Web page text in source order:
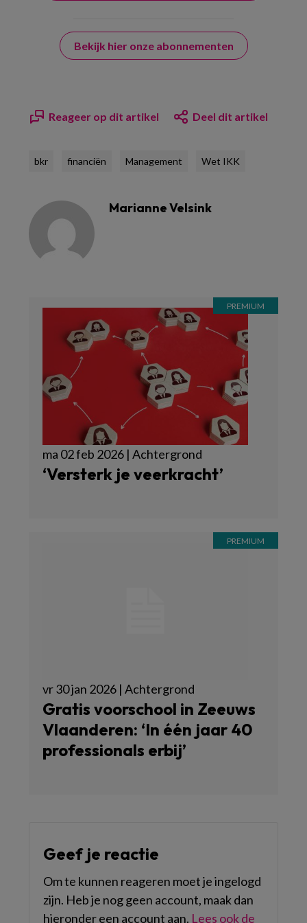
Bekijk hier onze abonnementen
Reageer op dit artikel Deel dit artikel
bkr financiën Management Wet IKK
Marianne Velsink
ma 02 feb 2026 | Achtergrond
‘Versterk je veerkracht’
vr 30 jan 2026 | Achtergrond
Gratis voorschool in Zeeuws
Vlaanderen: ‘In één jaar 40
professionals erbij’
Geef je reactie
Om te kunnen reageren moet je ingelogd
zijn. Heb je nog geen account, maak dan
hieronder een account aan. Lees ook de